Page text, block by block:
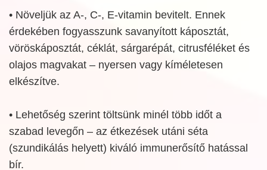
• Növeljük az A-, C-, E-vitamin bevitelt. Ennek
érdekében fogyasszunk savanyított káposztát,
vöröskáposztát, céklát, sárgarépát, citrusféléket és
olajos magvakat – nyersen vagy kíméletesen
elkészítve.
• Lehetőség szerint töltsünk minél több időt a
szabad levegőn – az étkezések utáni séta
(szundikálás helyett) kiváló immunerősítő hatással
bír.